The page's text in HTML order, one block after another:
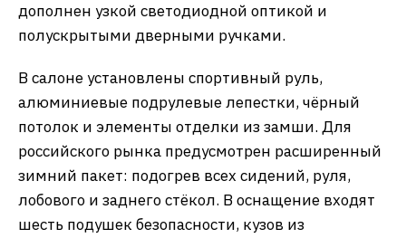
дополнен узкой светодиодной оптикой и
полускрытыми дверными ручками.
В салоне установлены спортивный руль,
алюминиевые подрулевые лепестки, чёрный
потолок и элементы отделки из замши. Для
российского рынка предусмотрен расширенный
зимний пакет: подогрев всех сидений, руля,
лобового и заднего стёкол. В оснащение входят
шесть подушек безопасности, кузов из